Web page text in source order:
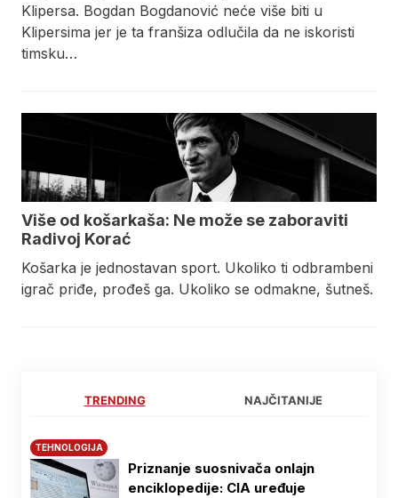
Klipersa. Bogdan Bogdanović neće više biti u
Klipersima jer je ta franšiza odlučila da ne iskoristi
timsku…
Više od košarkaša: Ne može se zaboraviti
Radivoj Korać
Košarka je jednostavan sport. Ukoliko ti odbrambeni
igrač priđe, prođeš ga. Ukoliko se odmakne, šutneš.
TRENDING NAJČITANIJE
TEHNOLOGIJA
Priznanje suosnivača onlajn
enciklopedije: CIA uređuje